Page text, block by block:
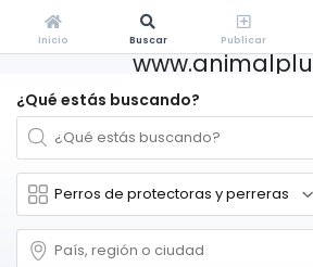
¿Qué estás buscando?
Inicio Buscar Publicar